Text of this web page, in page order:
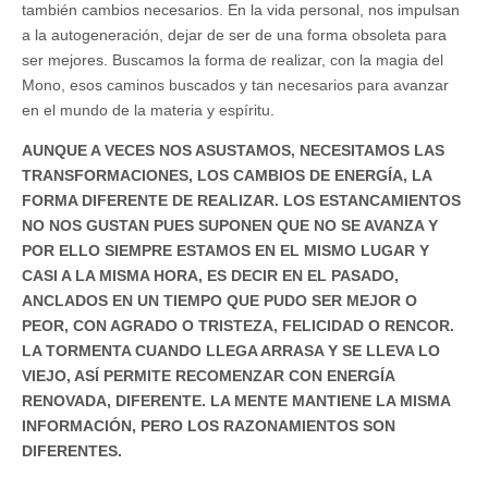
también cambios necesarios. En la vida personal, nos impulsan
a la autogeneración, dejar de ser de una forma obsoleta para
ser mejores. Buscamos la forma de realizar, con la magia del
Mono, esos caminos buscados y tan necesarios para avanzar
en el mundo de la materia y espíritu.
AUNQUE A VECES NOS ASUSTAMOS, NECESITAMOS LAS
TRANSFORMACIONES, LOS CAMBIOS DE ENERGÍA, LA
FORMA DIFERENTE DE REALIZAR. LOS ESTANCAMIENTOS
NO NOS GUSTAN PUES SUPONEN QUE NO SE AVANZA Y
POR ELLO SIEMPRE ESTAMOS EN EL MISMO LUGAR Y
CASI A LA MISMA HORA, ES DECIR EN EL PASADO,
ANCLADOS EN UN TIEMPO QUE PUDO SER MEJOR O
PEOR, CON AGRADO O TRISTEZA, FELICIDAD O RENCOR.
LA TORMENTA CUANDO LLEGA ARRASA Y SE LLEVA LO
VIEJO, ASÍ PERMITE RECOMENZAR CON ENERGÍA
RENOVADA, DIFERENTE. LA MENTE MANTIENE LA MISMA
INFORMACIÓN, PERO LOS RAZONAMIENTOS SON
DIFERENTES.